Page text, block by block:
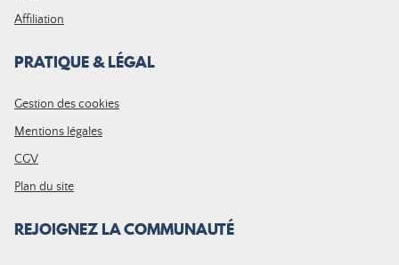
Affiliation
PRATIQUE & LÉGAL
Gestion des cookies
Mentions légales
CGV
Plan du site
REJOIGNEZ LA COMMUNAUTÉ